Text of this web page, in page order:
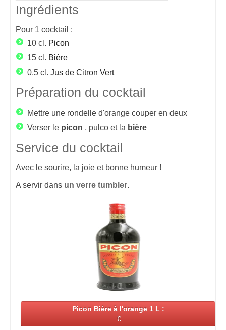
Ingrédients
Pour 1 cocktail :
10 cl. Picon
15 cl. Bière
0,5 cl. Jus de Citron Vert
Préparation du cocktail
Mettre une rondelle d'orange couper en deux
Verser le picon , pulco et la bière
Service du cocktail
Avec le sourire, la joie et bonne humeur !
A servir dans un verre tumbler.
Picon Bière à l'orange 1 L :
€